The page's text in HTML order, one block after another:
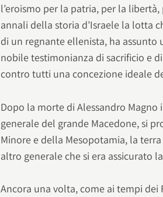
l’eroismo per la patria, per la
annali della storia d’Israele la lotta
di un regnante ellenista, ha
nobile testimonianza di sacrificio e
contro tutti una concezione ideale
Dopo la morte di Alessandro Magno
generale del grande Macedone, si
Minore e della Mesopotamia, la
altro generale che si era assicurato
Ancora una volta, come ai tempi